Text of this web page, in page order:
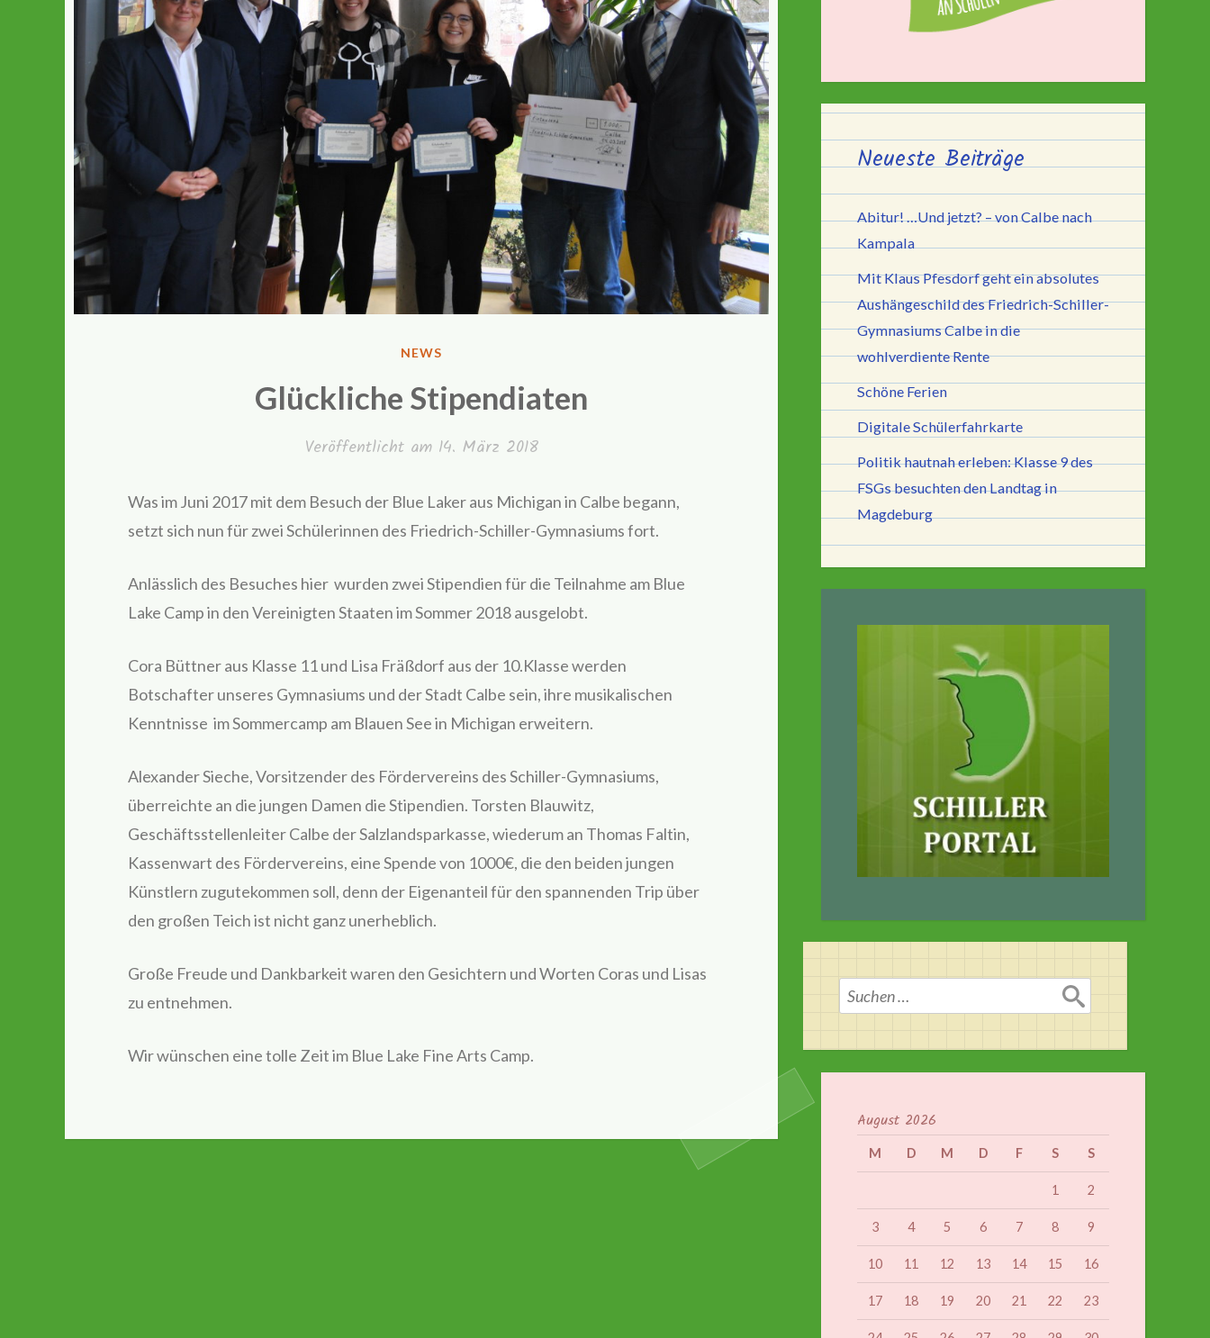
VERÖFFENTLICHT
NEWS
Glückliche Stipendiaten
Veröffentlicht am 14. März 2018
Was im Juni 2017 mit dem Besuch der Blue Laker aus Michigan in Calbe begann,
setzt sich nun für zwei Schülerinnen des Friedrich-Schiller-Gymnasiums fort.
Anlässlich des Besuches hier wurden zwei Stipendien für die Teilnahme am Blue
Lake Camp in den Vereinigten Staaten im Sommer 2018 ausgelobt.
Cora Büttner aus Klasse 11 und Lisa Fräßdorf aus der 10.Klasse werden
Botschafter unseres Gymnasiums und der Stadt Calbe sein, ihre musikalischen
Kenntnisse im Sommercamp am Blauen See in Michigan erweitern.
Alexander Sieche, Vorsitzender des Fördervereins des Schiller-Gymnasiums,
überreichte an die jungen Damen die Stipendien. Torsten Blauwitz,
Geschäftsstellenleiter Calbe der Salzlandsparkasse, wiederum an Thomas Faltin,
Kassenwart des Fördervereins, eine Spende von 1000€, die den beiden jungen
Künstlern zugutekommen soll, denn der Eigenanteil für den spannenden Trip über
den großen Teich ist nicht ganz unerheblich.
Große Freude und Dankbarkeit waren den Gesichtern und Worten Coras und Lisas
zu entnehmen.
Wir wünschen eine tolle Zeit im Blue Lake Fine Arts Camp.
Neueste Beiträge
Abitur! …Und jetzt? – von Calbe nach
Kampala
Mit Klaus Pfesdorf geht ein absolutes
Aushängeschild des Friedrich-Schiller-
Gymnasiums Calbe in die
wohlverdiente Rente
Schöne Ferien
Digitale Schülerfahrkarte
Politik hautnah erleben: Klasse 9 des
FSGs besuchten den Landtag in
Magdeburg
Suchen
nach:
August 2026
M D M D F S S
1 2
3 4 5 6 7 8 9
10 11 12 13 14 15 16
17 18 19 20 21 22 23